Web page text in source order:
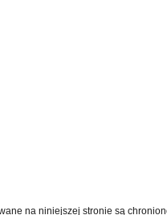
na niniejszej stronie są